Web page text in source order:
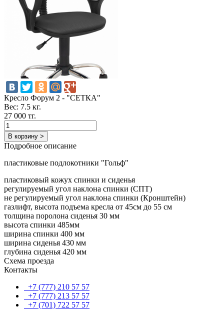
Кресло Форум 2 - "СЕТКА"
Вес: 7.5 кг.
27 000 тг.
В корзину >
Подробное описание
пластиковые подлокотники "Гольф"
пластиковый кожух спинки и сиденья
регулируемый угол наклона спинки (СПТ)
не регулируемый угол наклона спинки (Кронштейн)
газлифт, высота подъема кресла от 45см до 55 см
толщина поролона сиденья 30 мм
высота спинки 485мм
ширина спинки 400 мм
ширина сиденья 430 мм
глубина сиденья 420 мм
Схема проезда
Контакты
+7 (777) 210 57 57
+7 (777) 213 57 57
+7 (701) 722 57 57